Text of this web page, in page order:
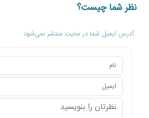
نظر شما چیست؟
آدرس ایمیل شما در سایت منتشر نمی‌شود